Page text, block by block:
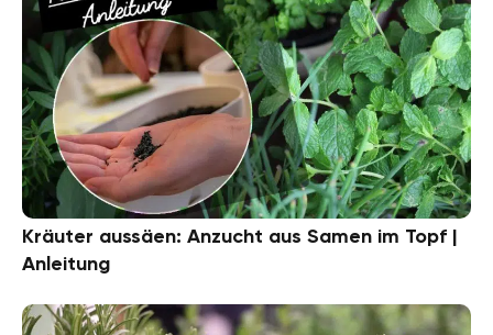
Kräuter aussäen: Anzucht aus Samen im Topf |
Anleitung